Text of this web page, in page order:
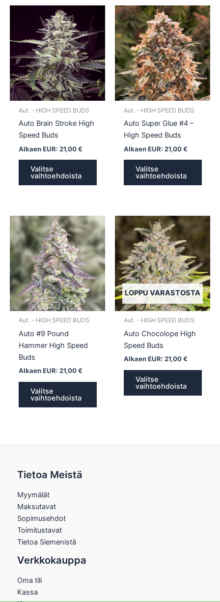
Aut. - HIGH SPEED BUDS
Auto Brain Stroke High
Speed Buds
Alkaen EUR: 21,00€
Valitse
vaihtoehdoista
tuotteella
on
useampi
muunnelma.
Voit
tehdä
valinnat
Aut. - HIGH SPEED BUDS
Auto Super Glue #4 –
High Speed Buds
Alkaen EUR: 21,00€
Valitse
vaihtoehdoista
Tällä
on
Voit
tehdä
Aut. - HIGH SPEED BUDS
Auto #9 Pound
Hammer High Speed
Buds
Alkaen EUR: 21,00€
Valitse
vaihtoehdoista
Tällä
tuotteella
on
useampi
muunnelma.
Voit
tehdä
valinnat
LOPPU VARASTOSTA
Aut. - HIGH SPEED BUDS
Auto Chocolope High
Speed Buds
Alkaen EUR: 21,00€
Valitse
vaihtoehdoista
Voit
tehdä
Tietoa Meistä
Myymälät
Maksutavat
Sopimusehdot
Toimitustavat
Tietoa Siemenistä
Verkkokauppa
Oma tili
Kassa